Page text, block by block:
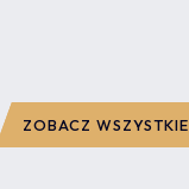
ZOBACZ WSZYSTKIE